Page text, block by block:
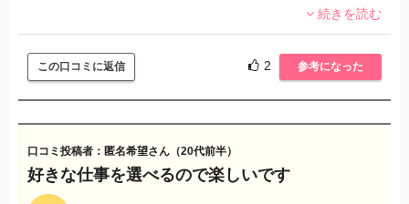
はありませんでした。体力に自信のある方なら楽しいバイト
なのかもしれません。
続きを読む
この口コミに返信 2 参考になった
口コミ投稿者：匿名希望さん（20代前半）
好きな仕事を選べるので楽しいです